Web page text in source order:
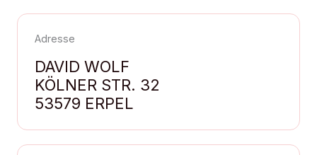
Adresse
DAVID WOLF
KÖLNER STR. 32
53579 ERPEL